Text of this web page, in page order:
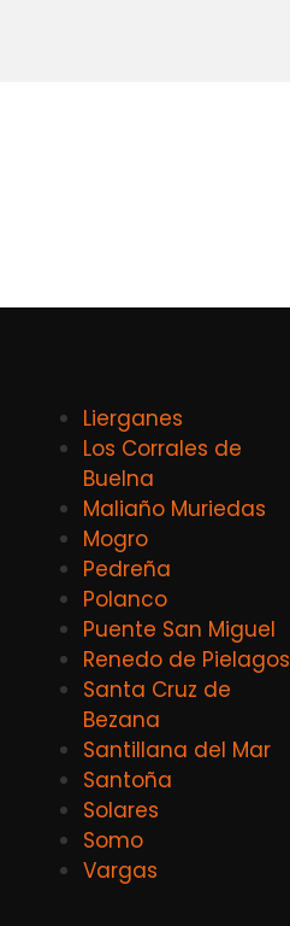
Lierganes
Los Corrales de
Buelna
Maliaño Muriedas
Mogro
Pedreña
Polanco
Puente San Miguel
Renedo de Pielagos
Santa Cruz de
Bezana
Santillana del Mar
Santoña
Solares
Somo
Vargas